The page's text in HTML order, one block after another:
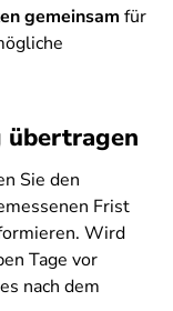
gemeinsam für
übertragen
Sie den
Frist
Wird
Tage vor
nach dem